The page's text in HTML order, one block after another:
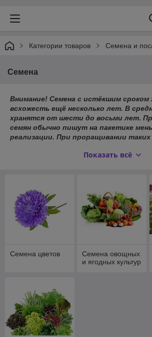
Категории товаров Семена и
Семена
Внимание! Семена с истёкшим
всхожесть ещё несколько лет. В
хранятся от шести до восьми лет.
семян обычно пишут на пакетике
реализации. При проращивании таких
Реализация семян разрешена до
Показать всё
Семена цветов
Семена овощных
и ягодных культур